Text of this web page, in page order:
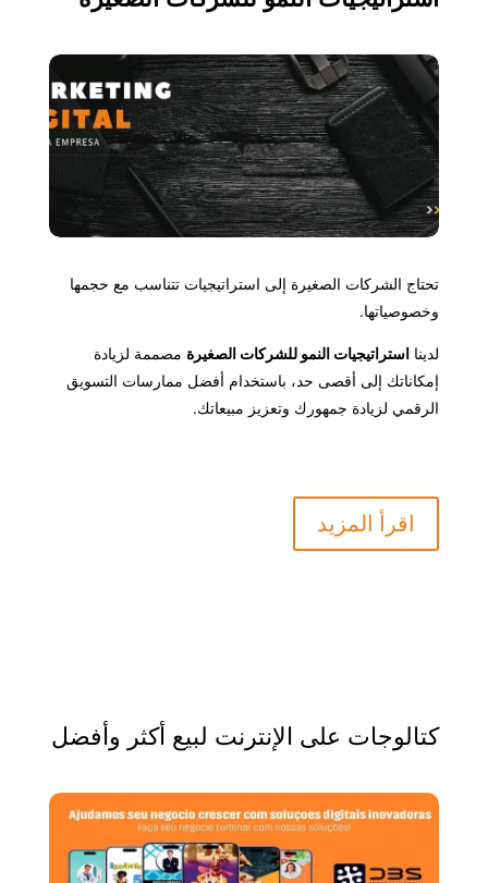
تحتاج الشركات الصغيرة إلى استراتيجيات تتناسب مع حجمها
وخصوصياتها.
لدينا استراتيجيات النمو للشركات الصغيرة مصممة لزيادة
إمكاناتك إلى أقصى حد، باستخدام أفضل ممارسات التسويق
الرقمي لزيادة جمهورك وتعزيز مبيعاتك.
اقرأ المزيد
كتالوجات على الإنترنت لبيع أكثر وأفضل